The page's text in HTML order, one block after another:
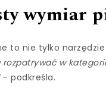
wymiar
to nie tylko
rozpatrywać w
– podkreśla.